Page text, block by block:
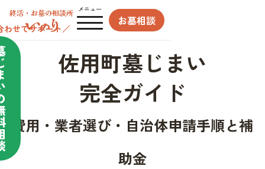
メニュー
お墓相談
わせてサポート／
佐用町墓じまい
完全ガイド
費用・業者選び・自治体申請手順と補
助金